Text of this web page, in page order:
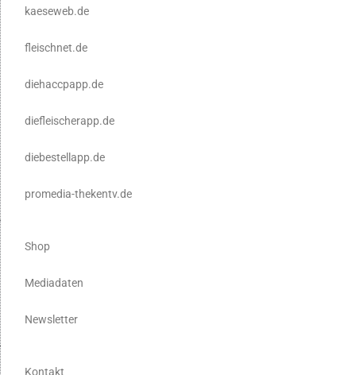
kaeseweb.de
fleischnet.de
diehaccpapp.de
diefleischerapp.de
diebestellapp.de
promedia-thekentv.de
Shop
Mediadaten
Newsletter
Kontakt